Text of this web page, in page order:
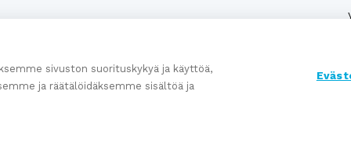
sivuston suorituskykyä ja käyttöä,
ja räätälöidäksemme sisältöä ja